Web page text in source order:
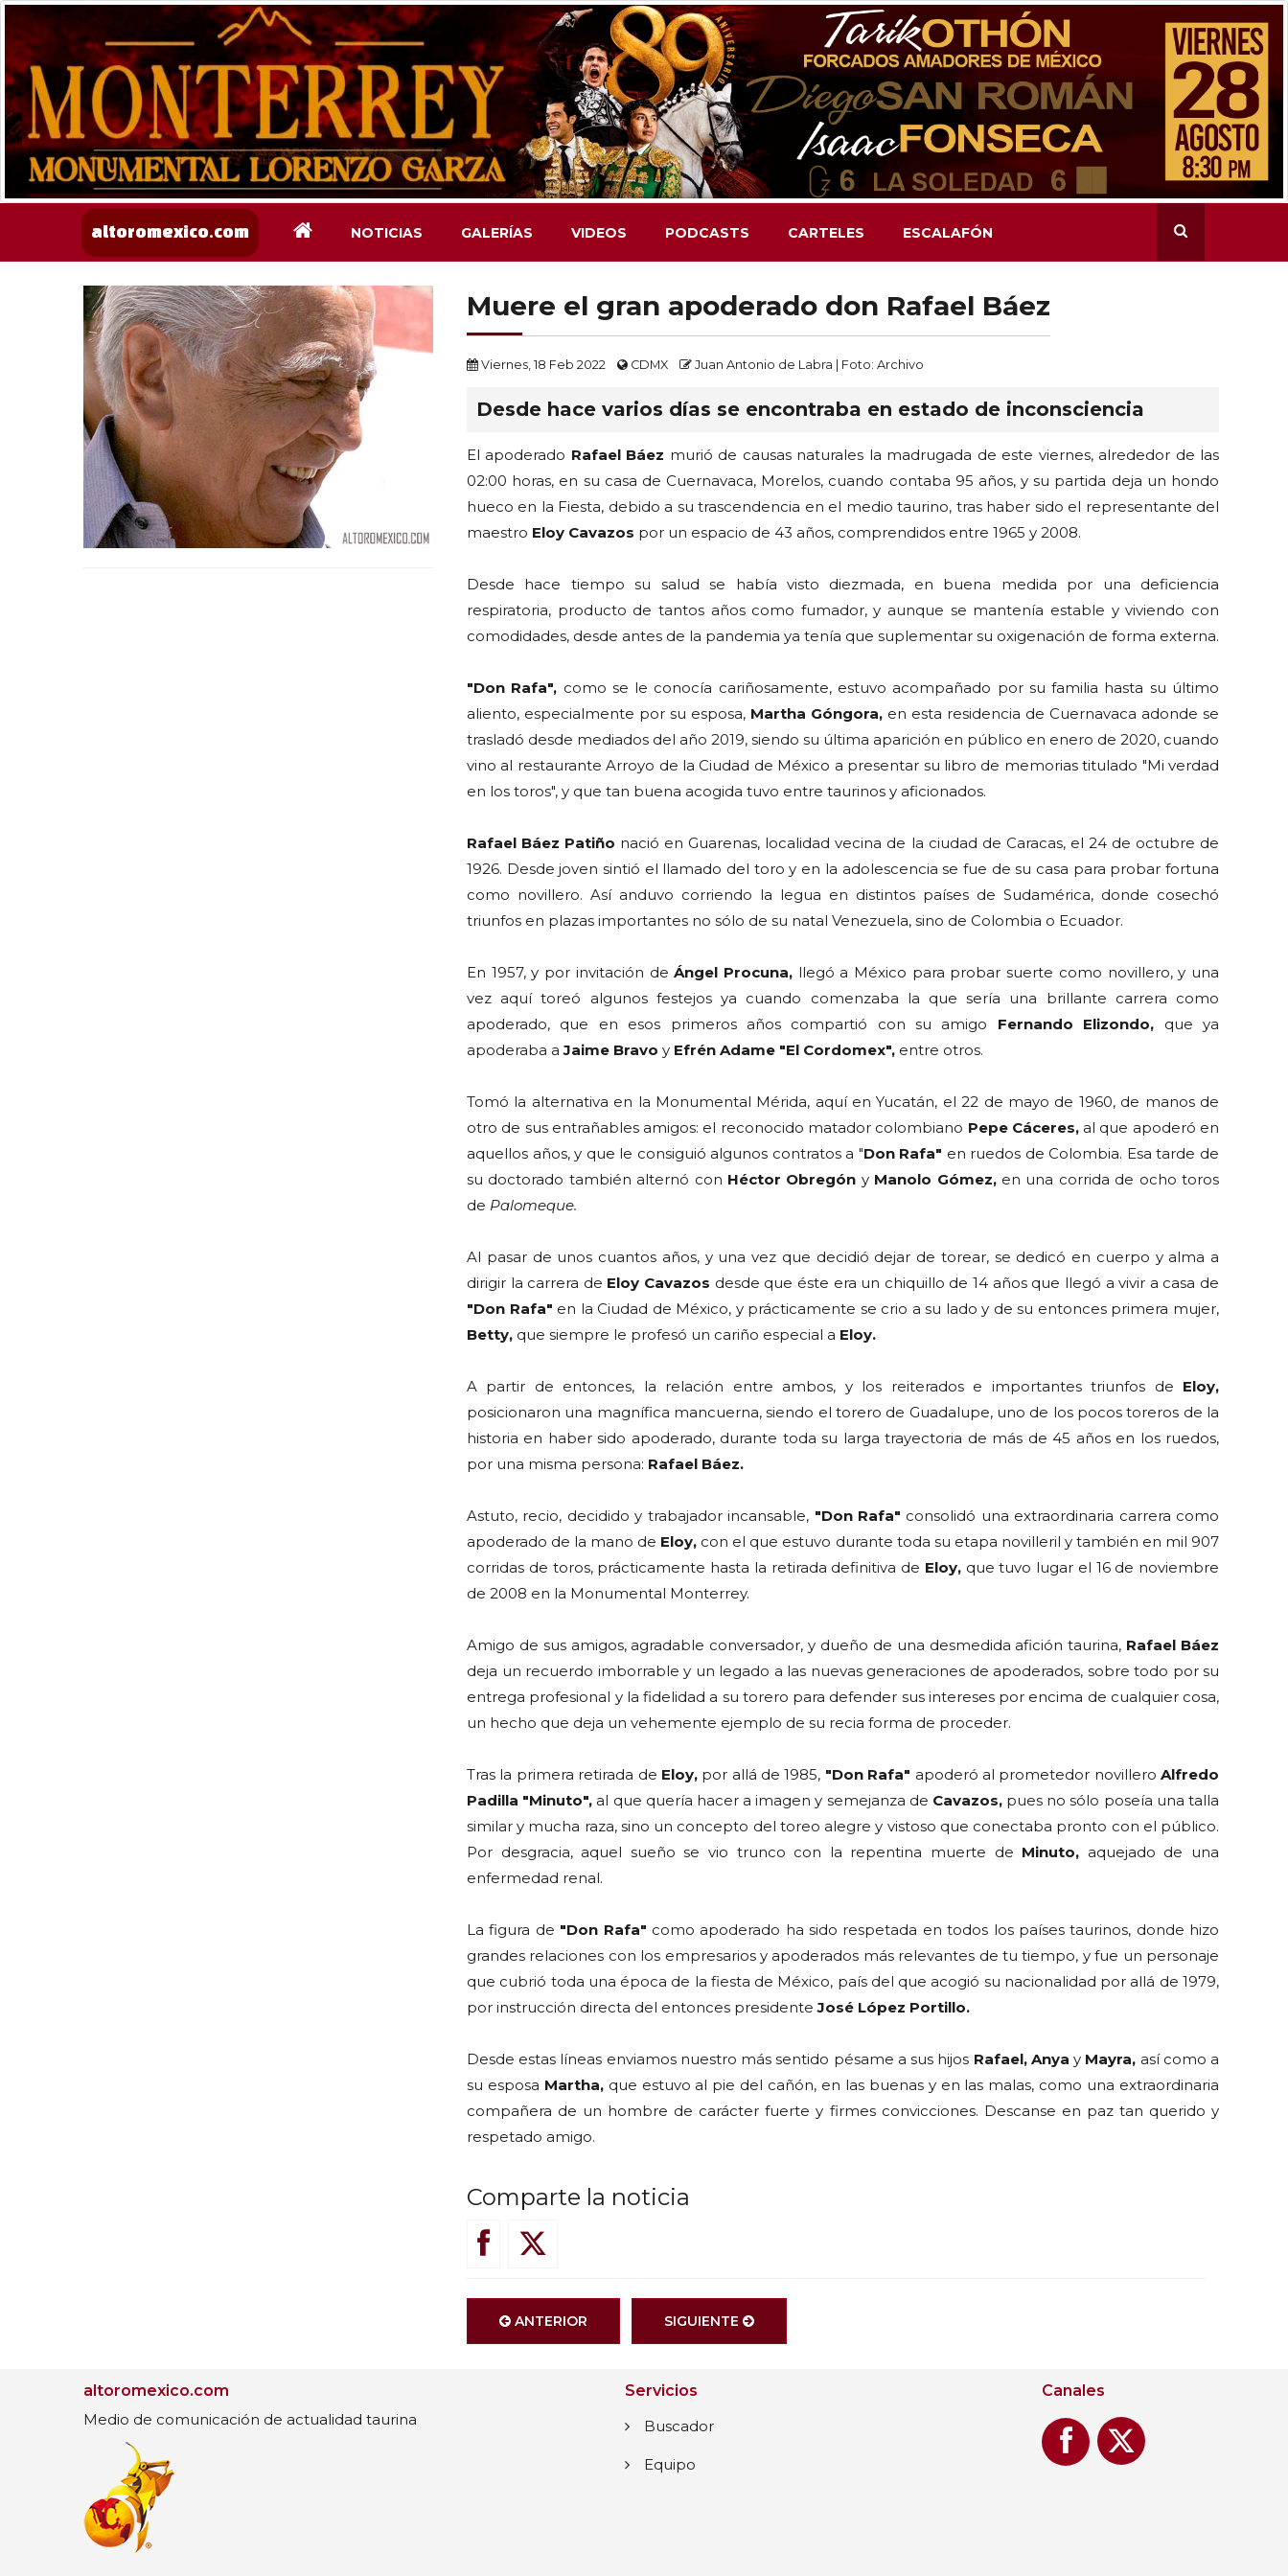
altoromexico.com NOTICIAS GALERÍAS VIDEOS PODCASTS CARTELES ESCALAFÓN
Muere el gran apoderado don Rafael Báez
Viernes, 18 Feb 2022 CDMX Juan Antonio de Labra | Foto: Archivo
Desde hace varios días se encontraba en estado de inconsciencia
El apoderado Rafael Báez murió de causas naturales la madrugada de este viernes, alrededor de las
02:00 horas, en su casa de Cuernavaca, Morelos, cuando contaba 95 años, y su partida deja un hondo
hueco en la Fiesta, debido a su trascendencia en el medio taurino, tras haber sido el representante del
maestro Eloy Cavazos por un espacio de 43 años, comprendidos entre 1965 y 2008.
Desde hace tiempo su salud se había visto diezmada, en buena medida por una deficiencia
respiratoria, producto de tantos años como fumador, y aunque se mantenía estable y viviendo con
comodidades, desde antes de la pandemia ya tenía que suplementar su oxigenación de forma externa.
"Don Rafa", como se le conocía cariñosamente, estuvo acompañado por su familia hasta su último
aliento, especialmente por su esposa, Martha Góngora, en esta residencia de Cuernavaca adonde se
trasladó desde mediados del año 2019, siendo su última aparición en público en enero de 2020, cuando
vino al restaurante Arroyo de la Ciudad de México a presentar su libro de memorias titulado "Mi verdad
en los toros", y que tan buena acogida tuvo entre taurinos y aficionados.
Rafael Báez Patiño nació en Guarenas, localidad vecina de la ciudad de Caracas, el 24 de octubre de
1926. Desde joven sintió el llamado del toro y en la adolescencia se fue de su casa para probar fortuna
como novillero. Así anduvo corriendo la legua en distintos países de Sudamérica, donde cosechó
triunfos en plazas importantes no sólo de su natal Venezuela, sino de Colombia o Ecuador.
En 1957, y por invitación deÁngel Procuna,llegó a México para probar suerte como novillero, y una
vez aquí toreó algunos festejos ya cuando comenzaba la que sería una brillante carrera como
apoderado, que en esos primeros años compartió con su amigo Fernando Elizondo, que ya
apoderaba aJaime Bravo y Efrén Adame "El Cordomex", entre otros.
Tomó la alternativa en la Monumental Mérida, aquí en Yucatán, el 22 de mayo de 1960, de manos de
otro de sus entrañables amigos: el reconocido matador colombiano Pepe Cáceres,al que apoderó en
aquellos años, y que le consiguió algunos contratos a "Don Rafa" en ruedos de Colombia. Esa tarde de
su doctorado también alternó con Héctor Obregón y Manolo Gómez,en una corrida de ocho toros
de Palomeque.
Al pasar de unos cuantos años, y una vez que decidió dejar de torear, se dedicó en cuerpo y alma a
dirigir la carrera de Eloy Cavazos desde que éste era un chiquillo de 14 años que llegó a vivir a casa de
"Don Rafa" en la Ciudad de México, y prácticamente se crio a su lado y de su entonces primera mujer,
Betty, que siempre le profesó un cariño especial a Eloy.
A partir de entonces, la relación entre ambos, y los reiterados e importantes triunfos de Eloy,
posicionaron una magnífica mancuerna, siendo el torero de Guadalupe, uno de los pocos toreros de la
historia en haber sido apoderado, durante toda su larga trayectoria de más de 45 años en los ruedos,
por una misma persona: Rafael Báez.
Astuto, recio, decidido y trabajador incansable, "Don Rafa" consolidó una extraordinaria carrera como
apoderado de la mano de Eloy, con el que estuvo durante toda su etapa novilleril y también en mil 907
corridas de toros, prácticamente hasta la retirada definitiva de Eloy,que tuvo lugar el 16 de noviembre
de 2008 en la Monumental Monterrey.
Amigo de sus amigos, agradable conversador, y dueño de una desmedida afición taurina, Rafael Báez
deja un recuerdo imborrable y un legado a las nuevas generaciones de apoderados, sobre todo por su
entrega profesional y la fidelidad a su torero para defender sus intereses por encima de cualquier cosa,
un hecho que deja un vehemente ejemplo de su recia forma de proceder.
Tras la primera retirada de Eloy, por allá de 1985, "Don Rafa" apoderó al prometedor novillero Alfredo
Padilla "Minuto", al que quería hacer a imagen y semejanza de Cavazos,pues no sólo poseía una talla
similar y mucha raza, sino un concepto del toreo alegre y vistoso que conectaba pronto con el público.
Por desgracia, aquel sueño se vio trunco con la repentina muerte de Minuto, aquejado de una
enfermedad renal.
La figura de "Don Rafa" como apoderado ha sido respetada en todos los países taurinos, donde hizo
grandes relaciones con los empresarios y apoderados más relevantes de tu tiempo, y fue un personaje
que cubrió toda una época de la fiesta de México, país del que acogió su nacionalidad por allá de 1979,
por instrucción directa del entonces presidenteJosé López Portillo.
Desde estas líneas enviamos nuestro más sentido pésame a sus hijos Rafael, Anya y Mayra, así como a
su esposa Martha, que estuvo al pie del cañón, en las buenas y en las malas, como una extraordinaria
compañera de un hombre de carácter fuerte y firmes convicciones. Descanse en paz tan querido y
respetado amigo.
Comparte la noticia
ANTERIOR SIGUIENTE
altoromexico.com
Medio de comunicación de actualidad taurina
Servicios
Buscador
Equipo
Canales